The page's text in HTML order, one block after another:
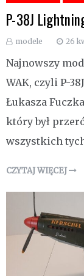
P-38J
modele 26
Najnowszy
WAK, czyli P-
Łukasza
który był
wszystkich
CZYTAJ WIĘCEJ